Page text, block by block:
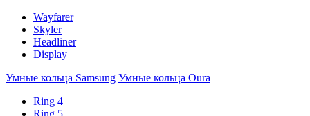
Wayfarer
Skyler
Headliner
Display
Умные кольца Samsung Умные кольца Oura
Ring 4
Ring 5